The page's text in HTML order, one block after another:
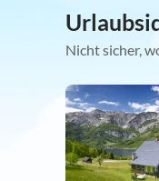
Nicht sicher,